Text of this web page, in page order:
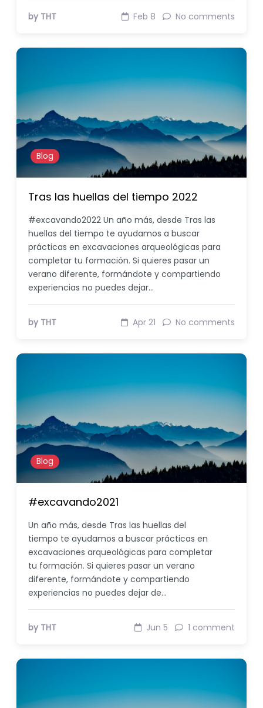
by THT Feb 8 No comments
Blog
Tras las huellas del tiempo 2022
#excavando2022 Un año más, desde Tras las
huellas del tiempo te ayudamos a buscar
prácticas en excavaciones arqueológicas para
completar tu formación. Si quieres pasar un
verano diferente, formándote y compartiendo
experiencias no puedes dejar…
by THT Apr 21 No comments
Blog
#excavando2021
Un año más, desde Tras las huellas del
tiempo te ayudamos a buscar prácticas en
excavaciones arqueológicas para completar
tu formación. Si quieres pasar un verano
diferente, formándote y compartiendo
experiencias no puedes dejar de…
by THT Jun 5 1 comment